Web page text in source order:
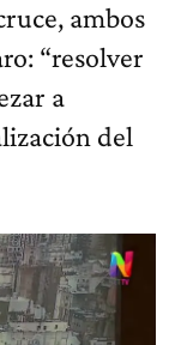
ambos
“resolver
a
del